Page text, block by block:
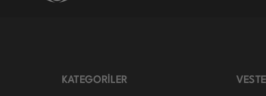
KATEGORİLER